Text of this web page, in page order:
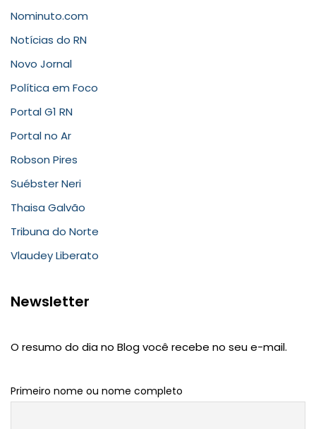
Nominuto.com
Notícias do RN
Novo Jornal
Política em Foco
Portal G1 RN
Portal no Ar
Robson Pires
Suébster Neri
Thaisa Galvão
Tribuna do Norte
Vlaudey Liberato
Newsletter
O resumo do dia no Blog você recebe no seu e-mail.
Primeiro nome ou nome completo